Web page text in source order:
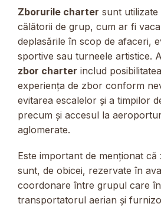
Zborurile charter sunt
călătorii de grup, cum ar fi
deplasările în scop de afaceri,
sportive sau turneele artistice.
zbor charter includ
experiența de zbor conform
evitarea escalelor și a timpilor
precum și accesul la
aglomerate.
Este important de menționat că
sunt, de obicei, rezervate în
coordonare între grupul care
transportatorul aerian și